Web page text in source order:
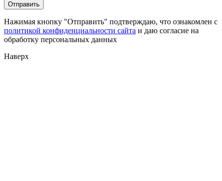
Нажимая кнопку "Отправить" подтверждаю, что ознакомлен с
политикой конфиденциальности сайта и даю согласие на
обработку персональных данных
Наверх